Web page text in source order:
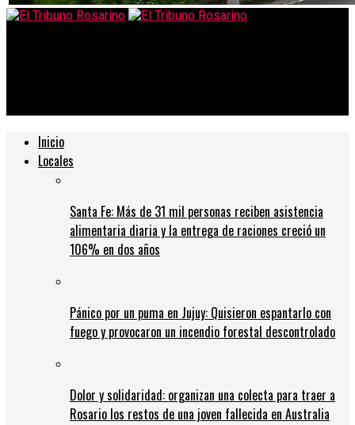
Inicio
Locales
Santa Fe: Más de 31 mil personas reciben asistencia
alimentaria diaria y la entrega de raciones creció un
106% en dos años
Pánico por un puma en Jujuy: Quisieron espantarlo con
fuego y provocaron un incendio forestal descontrolado
Dolor y solidaridad: organizan una colecta para traer a
Rosario los restos de una joven fallecida en Australia